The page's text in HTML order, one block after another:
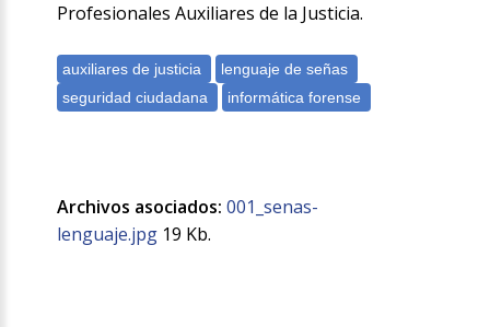
Profesionales Auxiliares de la Justicia.
Archivos asociados: 001_senas-
lenguaje.jpg 19 Kb.